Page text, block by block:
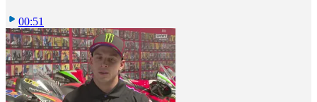
00:51